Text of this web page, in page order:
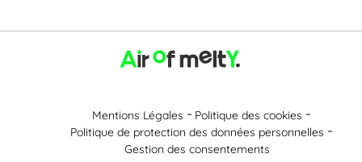
Mentions Légales
Politique des cookies
Politique de protection des données personnelles
Gestion des consentements